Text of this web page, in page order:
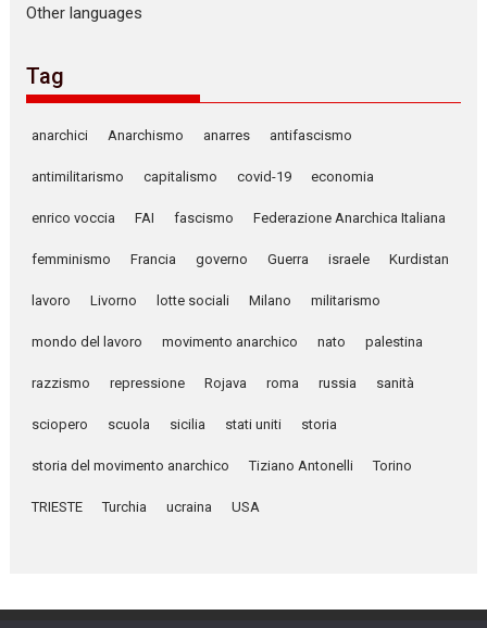
Other languages
Tag
anarchici Anarchismo anarres antifascismo
antimilitarismo capitalismo covid-19 economia
enrico voccia FAI fascismo Federazione Anarchica Italiana
femminismo Francia governo Guerra israele Kurdistan
lavoro Livorno lotte sociali Milano militarismo
mondo del lavoro movimento anarchico nato palestina
razzismo repressione Rojava roma russia sanità
sciopero scuola sicilia stati uniti storia
storia del movimento anarchico Tiziano Antonelli Torino
TRIESTE Turchia ucraina USA